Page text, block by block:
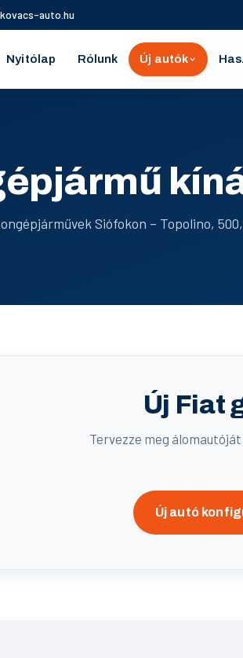
auto.hu
Nyitólap Rólunk Új autók
Siófokon – Topolino,
Új Fiat
Tervezze meg
Új autó